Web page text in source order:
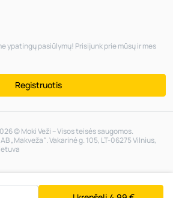
ypatingų pasiūlymų! Prisijunk prie mūsų ir mes
Registruotis
© Moki Veži – Visos teisės saugomos.
„Makveža“. Vakarinė g. 105, LT-06275 Vilnius,